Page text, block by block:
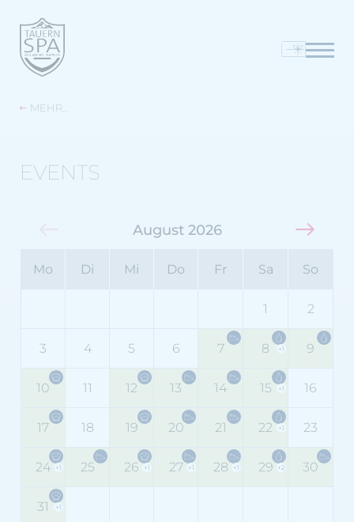
MEHR…
EVENTS
August 2026
Mo Di Mi Do Fr Sa So
1 2
3 4 5 6 7 8 +1 9
10 11 12 13 14 15 +1 16
17 18 19 20 21 22 +1 23
24 +1 25 26 +1 27 +1 28 +1 29 +2 30
31 +1